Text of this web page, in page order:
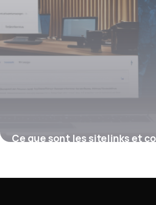
Ce que sont les sitelinks et